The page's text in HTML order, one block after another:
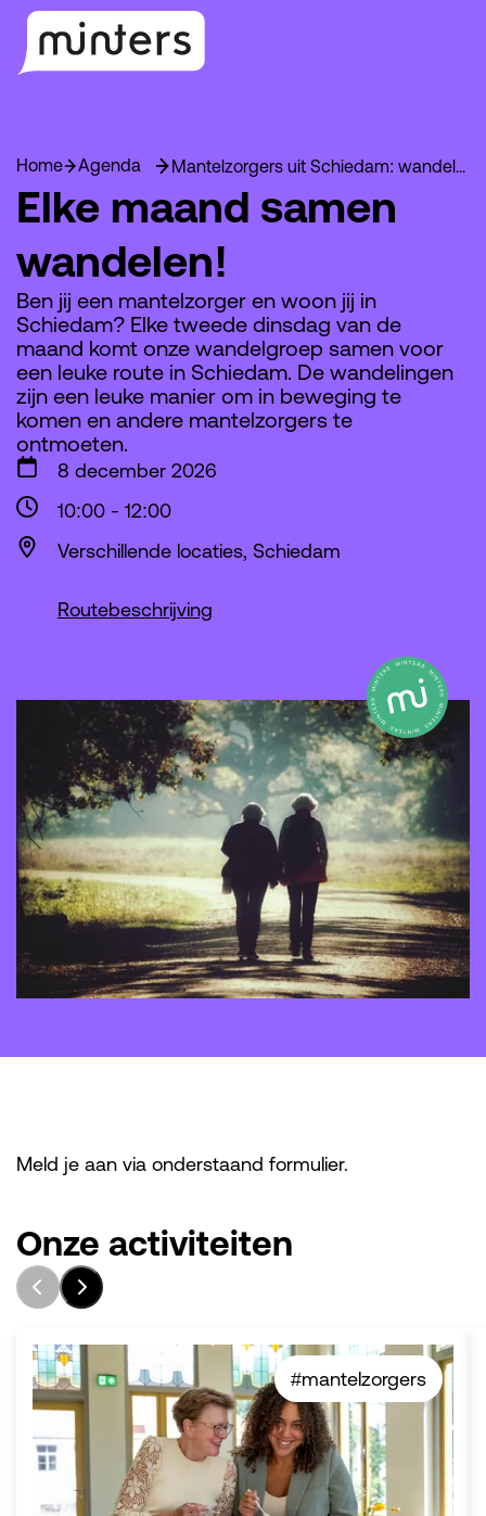
Elke maand samen
wandelen!
Ben jij een mantelzorger en woon jij in
Schiedam? Elke tweede dinsdag van de
maand komt onze wandelgroep samen voor
een leuke route in Schiedam. De wandelingen
zijn een leuke manier om in beweging te
komen en andere mantelzorgers te
ontmoeten.
8 december 2026
10:00- 12:00
Verschillende locaties, Schiedam
Routebeschrijving
Home Agenda Mantelzorgers uit Schiedam: wandel mee!
Meld je aan via onderstaand formulier.
Onze activiteiten
#mantelzorgers